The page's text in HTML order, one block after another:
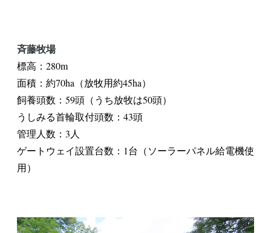
斉藤牧場
標高：280m
面積：約70ha（放牧用約45ha）
飼養頭数：59頭（うち放牧は50頭）
うしみる首輪取付頭数：43頭
管理人数：3人
ゲートウェイ設置台数：1台（ソーラーパネル給電機使
用）